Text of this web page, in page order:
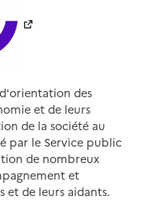
des
et de leurs
de la société au
par le Service public
de nombreux
et
et de leurs aidants.